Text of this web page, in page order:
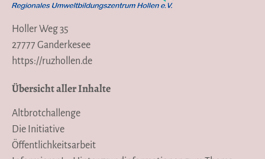
Holler Weg 35
27777 Ganderkesee
https://ruzhollen.de
Übersicht aller Inhalte
Altbrotchallenge
Die Initiative
Öffentlichkeitsarbeit